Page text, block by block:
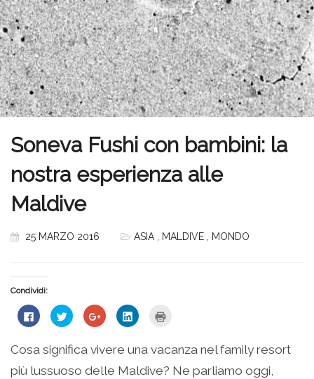
Soneva Fushi con bambini: la
nostra esperienza alle
Maldive
25 MARZO 2016 ASIA MALDIVE MONDO
Condividi:
Fai
clic
su
Facebook
apre
Fai
clic
condividere
su
Twitter
(Si
Fai
clic
condividere
su
Google+
(Si
Fai
clic
condividere
su
LinkedIn
(Si
stampare
(Si
apre
in
Cosa significa vivere una vacanza nel family resort
più lussuoso delle Maldive? Ne parliamo oggi,